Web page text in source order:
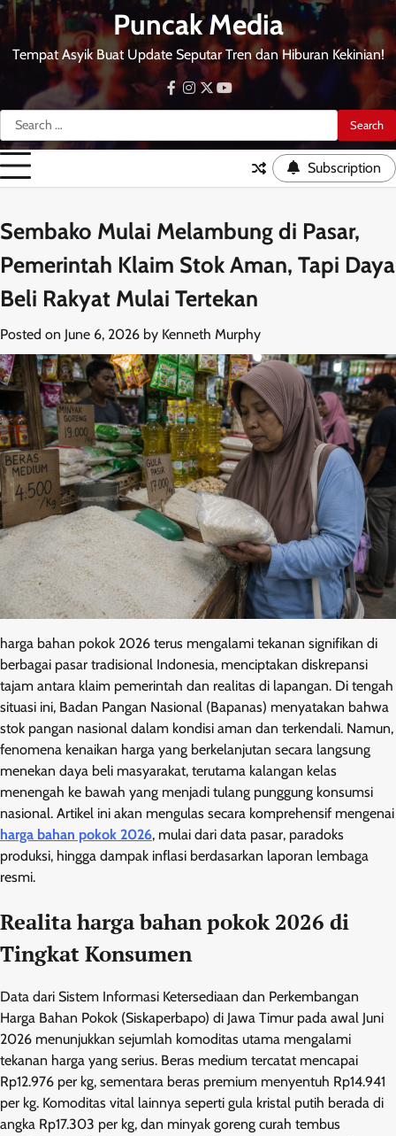
Skip
to
content
Puncak Media
Tempat Asyik Buat Update Seputar Tren dan Hiburan Kekinian!
Search
for:
facebook
instagram
twitteryoutube
Subscription
Sembako Mulai Melambung di Pasar,
Pemerintah Klaim Stok Aman, Tapi Daya
Beli Rakyat Mulai Tertekan
Posted on June 6, 2026 by Kenneth Murphy
harga bahan pokok 2026 terus mengalami tekanan signifikan di
berbagai pasar tradisional Indonesia, menciptakan diskrepansi
tajam antara klaim pemerintah dan realitas di lapangan. Di tengah
situasi ini, Badan Pangan Nasional (Bapanas) menyatakan bahwa
stok pangan nasional dalam kondisi aman dan terkendali. Namun,
fenomena kenaikan harga yang berkelanjutan secara langsung
menekan daya beli masyarakat, terutama kalangan kelas
menengah ke bawah yang menjadi tulang punggung konsumsi
nasional. Artikel ini akan mengulas secara komprehensif mengenai
harga bahan pokok 2026, mulai dari data pasar, paradoks
produksi, hingga dampak inflasi berdasarkan laporan lembaga
resmi.
Realita harga bahan pokok 2026 di
Tingkat Konsumen
Data dari Sistem Informasi Ketersediaan dan Perkembangan
Harga Bahan Pokok (Siskaperbapo) di Jawa Timur pada awal Juni
2026 menunjukkan sejumlah komoditas utama mengalami
tekanan harga yang serius. Beras medium tercatat mencapai
Rp12.976 per kg, sementara beras premium menyentuh Rp14.941
per kg. Komoditas vital lainnya seperti gula kristal putih berada di
angka Rp17.303 per kg, dan minyak goreng curah tembus